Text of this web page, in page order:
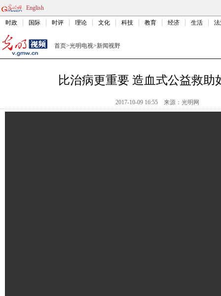
English
时政 国际 时评 理论 文化 科技 教育 经济 生活
首页>光明电视>新闻视野
比治病更重要 造血式公益救助
2017-10-09 16:55 来源： 光明网